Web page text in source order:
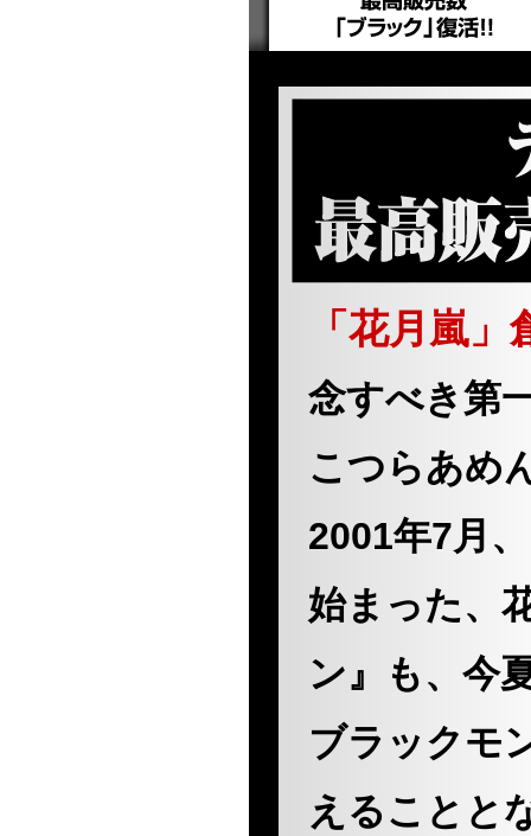
「花月嵐
念すべき第
こつらあめ
2001年7月
始まった、
ン』も、今
ブラックモ
えることと